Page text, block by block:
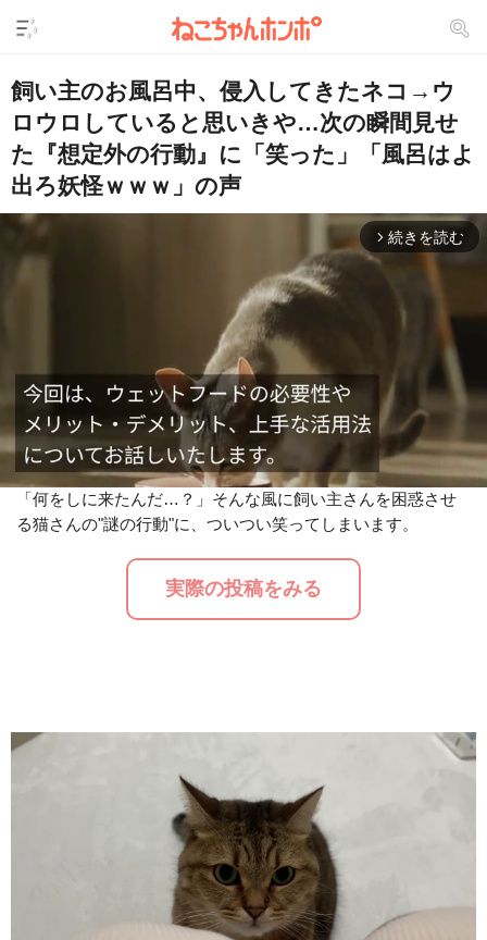
飼い主のお風呂中、侵入してきたネコ→ウ
ロウロしていると思いきや…次の瞬間見せ
た『想定外の行動』に「笑った」「風呂はよ
出ろ妖怪ｗｗｗ」の声
arrow_forward_ios 続きを読む
「何をしに来たんだ…？」そんな風に飼い主さんを困惑させ
る猫さんの"謎の行動"に、ついつい笑ってしまいます。
実際の投稿をみる